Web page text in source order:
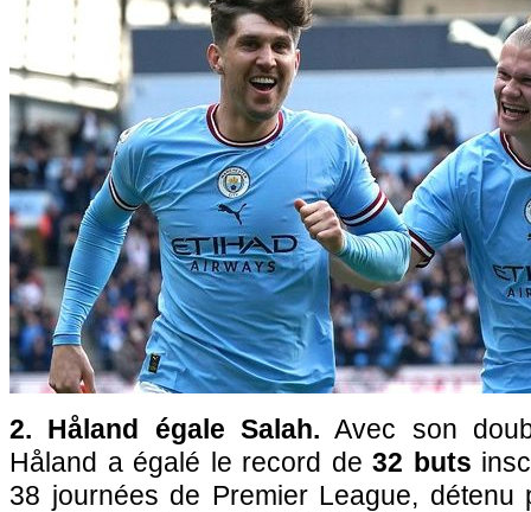
2. Håland égale Salah. Avec son
Håland a égalé le record de 32 buts
38 journées de Premier League, détenu